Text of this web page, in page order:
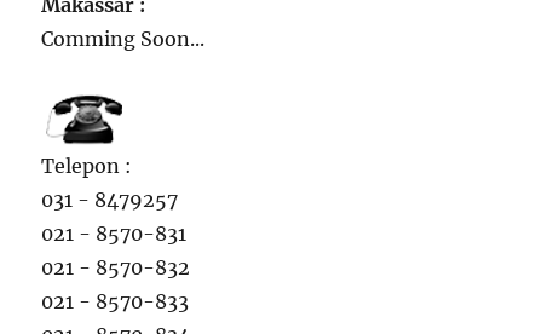
Makassar :
Comming Soon...
Telepon :
031 - 8479257
021 - 8570-831
021 - 8570-832
021 - 8570-833